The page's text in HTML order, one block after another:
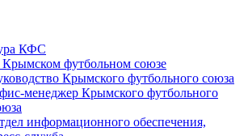
КФС
футбольном союзе
Крымского футбольного союза
менеджер Крымского футбольного
информационного обеспечения,